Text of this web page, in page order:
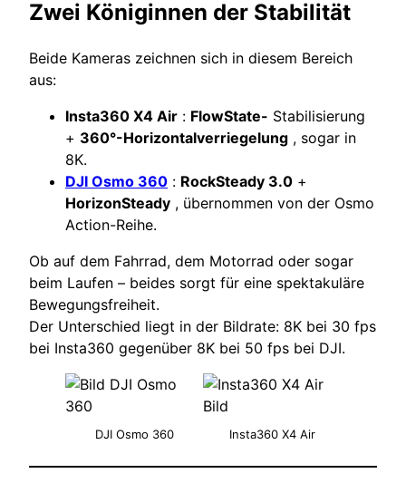
Zwei Königinnen der Stabilität
Beide Kameras zeichnen sich in diesem Bereich
aus:
Insta360 X4 Air : FlowState- Stabilisierung
+ 360°-Horizontalverriegelung , sogar in
8K.
DJI Osmo 360 : RockSteady 3.0 +
HorizonSteady , übernommen von der Osmo
Action-Reihe.
Ob auf dem Fahrrad, dem Motorrad oder sogar
beim Laufen – beides sorgt für eine spektakuläre
Bewegungsfreiheit.
Der Unterschied liegt in der Bildrate: 8K bei 30 fps
bei Insta360 gegenüber 8K bei 50 fps bei DJI.
DJI Osmo 360 Insta360 X4 Air